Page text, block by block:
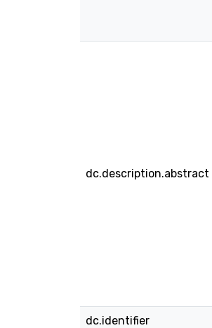
dc.description.abstract
dc.identifier